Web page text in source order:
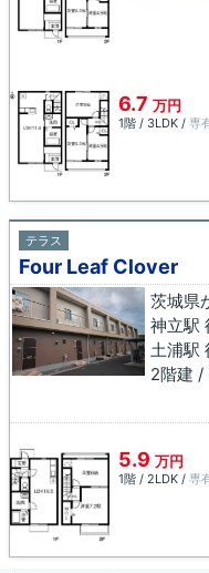
6.7 万円
1階 / 3LDK / 専
テラス
Four Leaf Clover
茨城県
神立駅
土浦駅
2階建 /
5.9 万円
1階 / 2LDK / 専